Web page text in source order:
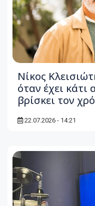
Νίκος
όταν έχει κάτι
βρίσκει τον
22.07.2026 - 14:21